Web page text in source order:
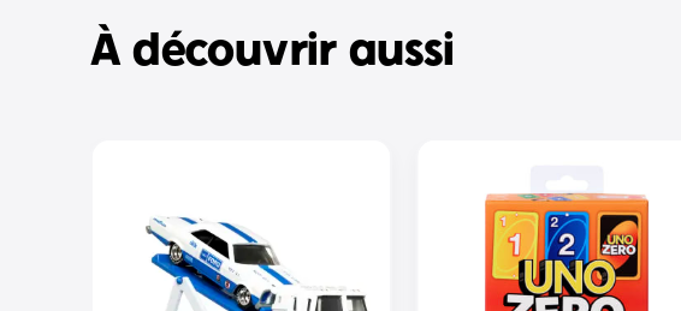
À découvrir aussi